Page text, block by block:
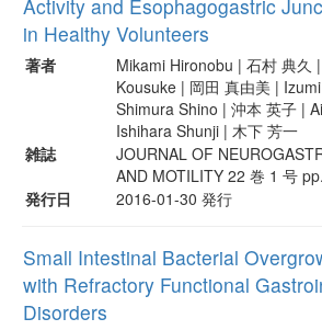
Activity and Esophagogastric
in Healthy Volunteers
著者
Mikami Hironobu | 石村 典久
Kousuke | 岡田 真由美 |
Shimura Shino | 沖本 英子 |
Ishihara Shunji | 木下 芳一
雑誌
JOURNAL OF
AND MOTILITY 22 巻 1 号
発行日
2016-01-30 発行
Small Intestinal Bacterial
with Refractory Functional
Disorders